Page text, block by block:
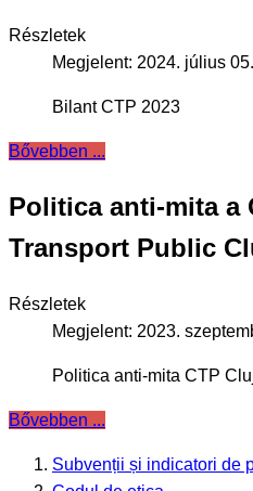
Részletek
Megjelent: 2024. július 05.
Bilant CTP 2023
Bővebben ...
Politica anti-mita a
Transport Public
Részletek
Megjelent: 2023.
Politica anti-mita CTP
Bővebben ...
Subvenții și indicatori de